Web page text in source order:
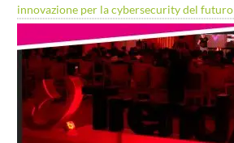
innovazione per la cybersecurity del futuro